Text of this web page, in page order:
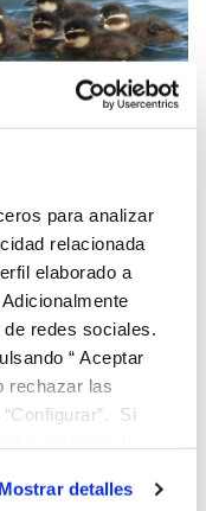
para analizar
relacionada
elaborado a
redes sociales.
“ Aceptar
rechazar las
Si
funcione y que
Mostrar detalles
Cuidar
de la sequía